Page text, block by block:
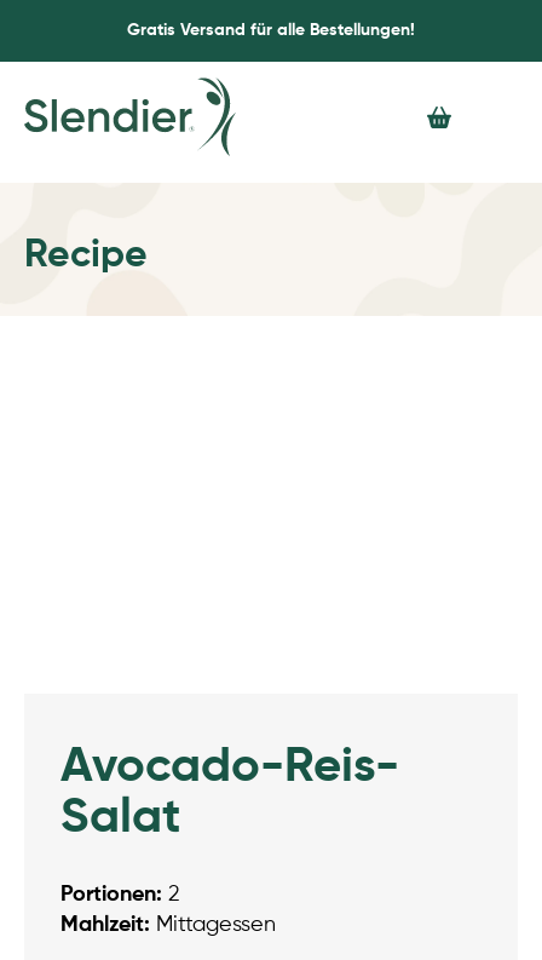
Gratis Versand für alle Bestellungen!
Recipe
Avocado-Reis-
Salat
Portionen: 2
Mahlzeit: Mittagessen